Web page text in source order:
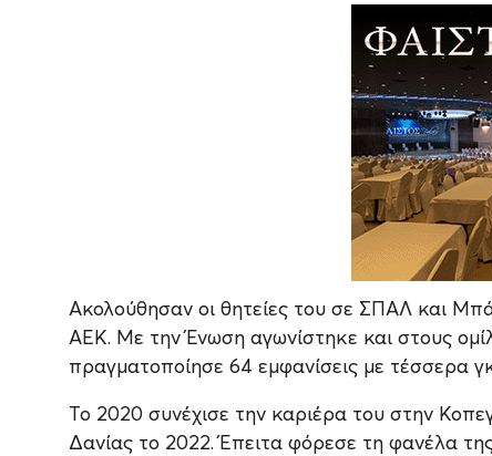
Ακολούθησαν οι θητείες του σε ΣΠΑΛ και
ΑΕΚ. Με την Ένωση αγωνίστηκε και στους
πραγματοποίησε 64 εμφανίσεις με τέσσερα
Το 2020 συνέχισε την καριέρα του στην
Δανίας το 2022. Έπειτα φόρεσε τη φανέλα